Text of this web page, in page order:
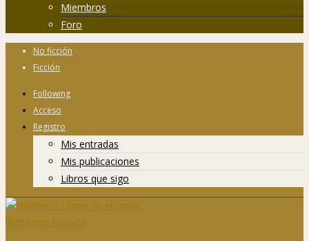
Miembros
Foro
No ficción
Ficción
Following
Acceso
Registro
Mis entradas
Mis publicaciones
Libros que sigo